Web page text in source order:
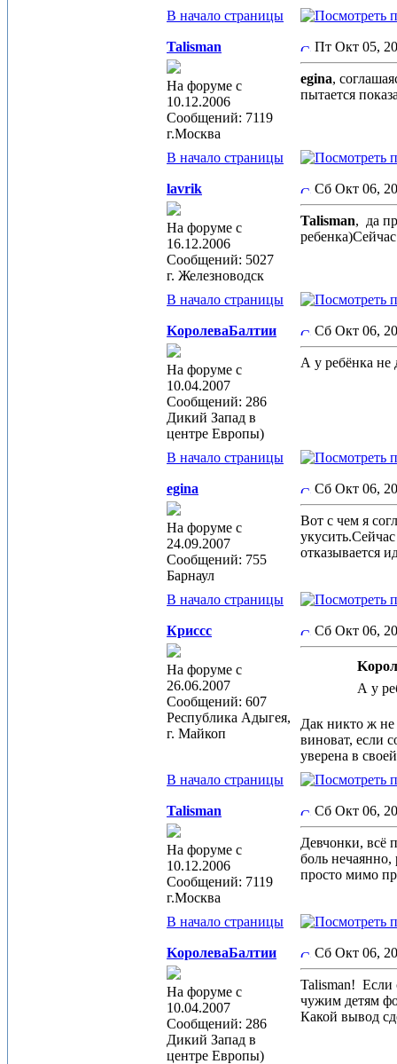
В начало страницы
Talisman
На форуме с
10.12.2006
Сообщений: 7119
г.Москва
Пт Окт 05,
egina,
пытается
В начало страницы
lavrik
На форуме с
16.12.2006
Сообщений: 5027
г. Железноводск
Сб Окт 06,
Talisman, да
В начало страницы
KoролеваБалтии
На форуме с
10.04.2007
Сообщений: 286
Дикий Запад в
центре Европы)
Сб Окт 06,
А у ребёнка не
В начало страницы
egina
На форуме с
24.09.2007
Сообщений: 755
Барнаул
Сб Окт 06,
Вот с чем я
отказывается
В начало страницы
Криссс
На форуме с
26.06.2007
Сообщений: 607
Республика Адыгея,
г. Майкоп
Сб Окт 06,
А у
Дак никто ж не
виноват, если
уверена в
В начало страницы
Talisman
На форуме с
10.12.2006
Сообщений: 7119
г.Москва
Сб Окт 06,
Девчонки, всё
боль нечаянно,
просто мимо
В начало страницы
KoролеваБалтии
На форуме с
10.04.2007
Сообщений: 286
Дикий Запад в
центре Европы)
Сб Окт 06,
Talisman! Если
чужим детям
Какой вывод